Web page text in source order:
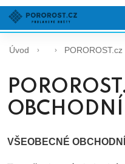
Úvod
VŠEOBECNÉ